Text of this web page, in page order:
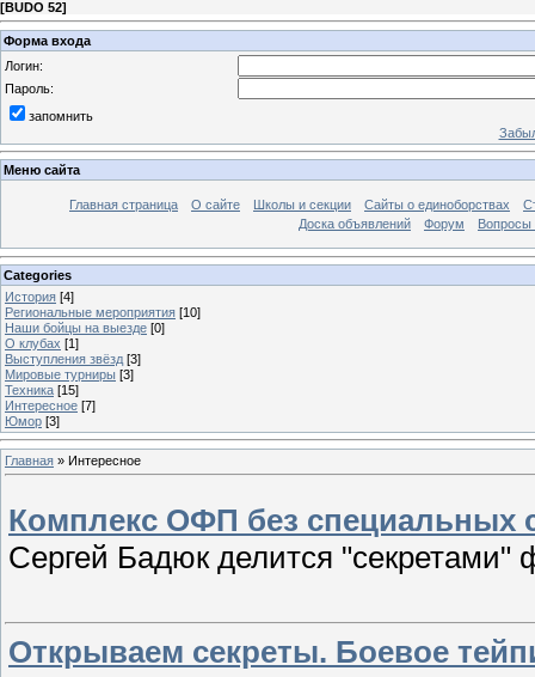
[BUDO 52]
Форма входа
Логин:
Пароль:
запомнить
Меню сайта
Главная страница О сайте Школы и секции Сайты о единоборствах
Доска объявлений
Форум Вопросы
Categories
История [4]
Региональные мероприятия [10]
Наши бойцы на выезде [0]
О клубах [1]
Выступления звёзд [3]
Мировые турниры [3]
Техника [15]
Интересное [7]
Юмор [3]
Главная » Интересное
Комплекс ОФП без специальных
Сергей Бадюк делится "секретами"
Открываем секреты. Боевое